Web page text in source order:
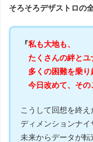
そろそろデザストロの
『私も大地も、
たくさんの絆とユ
多くの困難を乗り
今日改めて、その
こうして回想を終
ディメンションナイ
未来からデータが転